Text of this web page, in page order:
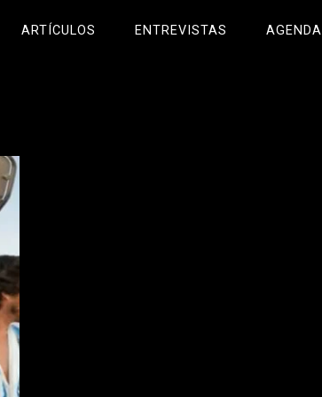
ARTÍCULOS ENTREVISTAS AGENDA